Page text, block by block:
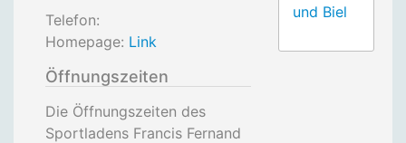
Telefon:
Homepage: Link
Öffnungszeiten
Die Öffnungszeiten des
Sportladens Francis Fernand
und Biel